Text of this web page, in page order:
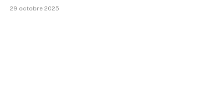
29 octobre 2025